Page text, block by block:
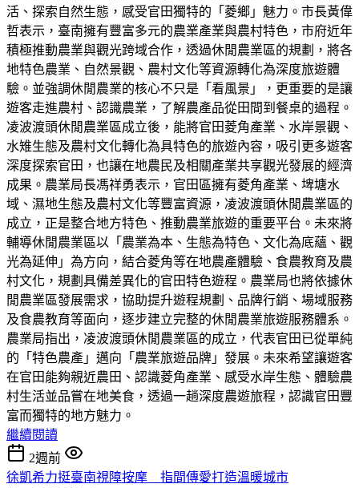
活、探索自然生態，感受官田獨特的「菱鄉」魅力。市長黃偉
哲表示，臺南擁有豐富多元的農業產業與農村特色，市府近年
積極推動農業與觀光跨域合作，透過休閒農業區的規劃，將各
地特色農業、自然景觀、農村文化等資源轉化為深度旅遊體
驗。並強調休閒農業的核心不只是「看風景」，更重要的是讓
遊客走進農村、認識農業，了解農產品從田間到餐桌的過程。
凌波渡頭休閒農業區成立後，能將官田菱角產業、水岸景觀、
水雉生態及農村文化轉化為具特色的旅遊內容，吸引更多遊客
深度探索官田，也讓在地農民及相關產業共享觀光發展的經濟
成果。農業局長馮祥勇表示，官田區擁有菱角產業、埤塘水
域、濕地生態及農村文化等豐富資源，凌波渡頭休閒農業區的
成立，正是整合地方特色、推動農業旅遊的重要平台。未來將
輔導休閒農業區以「農業為本、生態為特色、文化為底蘊、觀
光為延伸」為方向，結合菱角等在地農產體驗、食農教育及農
村文化，規劃具備差異化的官田特色遊程。農業局也將依據休
閒農業區發展需求，協助提升遊程規劃、品牌行銷、場域服務
及食農教育等面向，逐步建立完整的休閒農業旅遊服務體系。
農業局指出，凌波渡頭休閒農業區的成立，代表官田已從單純
的「特色農產」邁向「農業旅遊品牌」發展。未來希望讓遊客
在官田能夠親近農田、認識菱角產業、感受水岸生態、體驗農
村生活並品嘗在地美食，透過一趟深度農遊旅程，認識官田豐
富而獨特的地方魅力。
繼續閱讀
2週前
徐凱希力挺臺南視障按摩 指間傳愛打造溫暖城市